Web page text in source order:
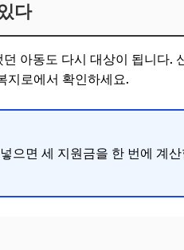
다
아동도 다시 대상이 됩니다.
지로에서 확인하세요.
으면 세 지원금을 한 번에 계